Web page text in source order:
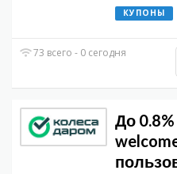
КУПОНЫ
73 всего - 0 сегодня
До